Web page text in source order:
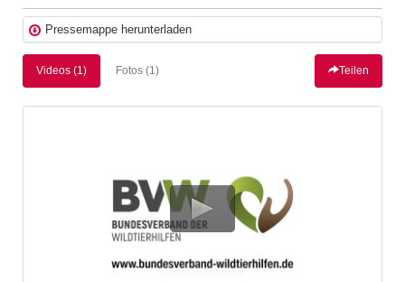
Pressemappe herunterladen
Videos (1) Fotos (1) Teilen